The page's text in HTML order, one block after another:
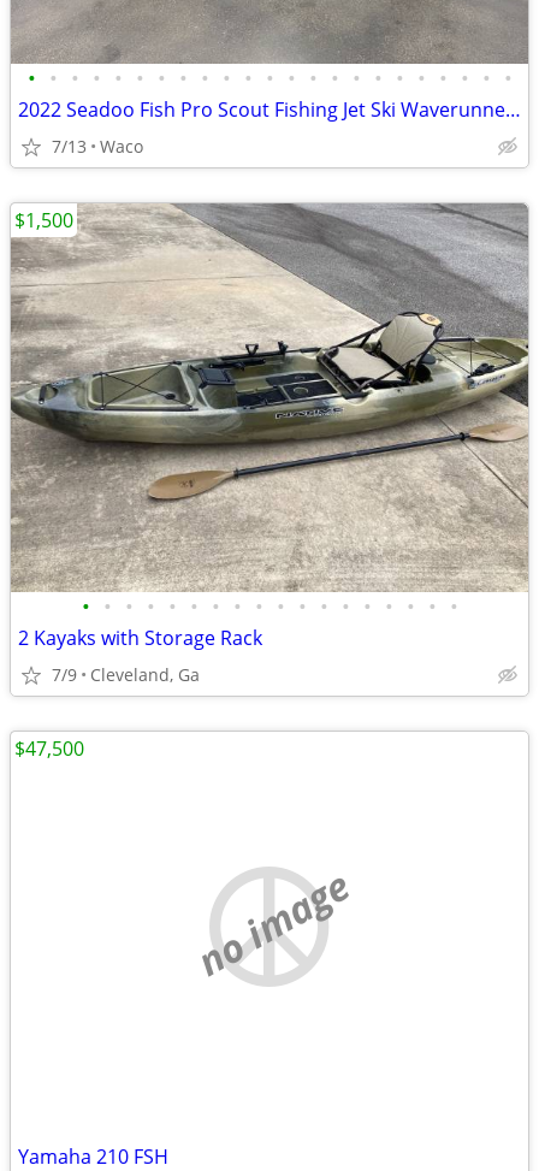
• • • • • • • • • • • • • • • • • • • • • • •
2022 Seadoo Fish Pro Scout Fishing Jet Ski Waverunner w/ 39 hrs!
7/13 Waco
• • • • • • • • • • • • • • • • • •
2 Kayaks with Storage Rack
7/9 Cleveland, Ga
$1,500
no image
Yamaha 210 FSH
$47,500